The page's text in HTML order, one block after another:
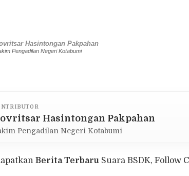
Hasintongan Pakpahan
Pengadilan Negeri Kotabumi
Hasintongan Pakpahan
Pengadilan Negeri Kotabumi
Berita Terbaru Suara BSDK, Follow